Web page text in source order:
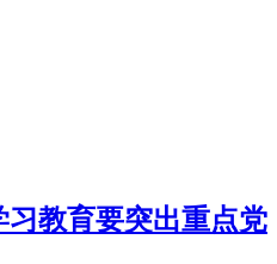
教育要突出重点党